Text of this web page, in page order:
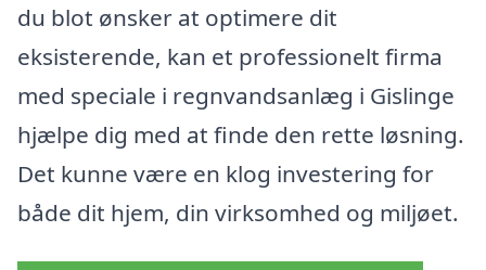
du blot ønsker at optimere dit
eksisterende, kan et professionelt firma
med speciale i regnvandsanlæg i Gislinge
hjælpe dig med at finde den rette løsning.
Det kunne være en klog investering for
både dit hjem, din virksomhed og miljøet.